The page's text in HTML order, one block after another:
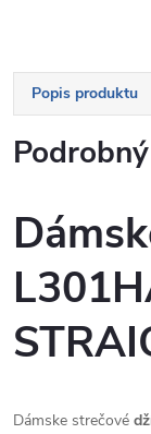
Popis produktu
Dámske strečové